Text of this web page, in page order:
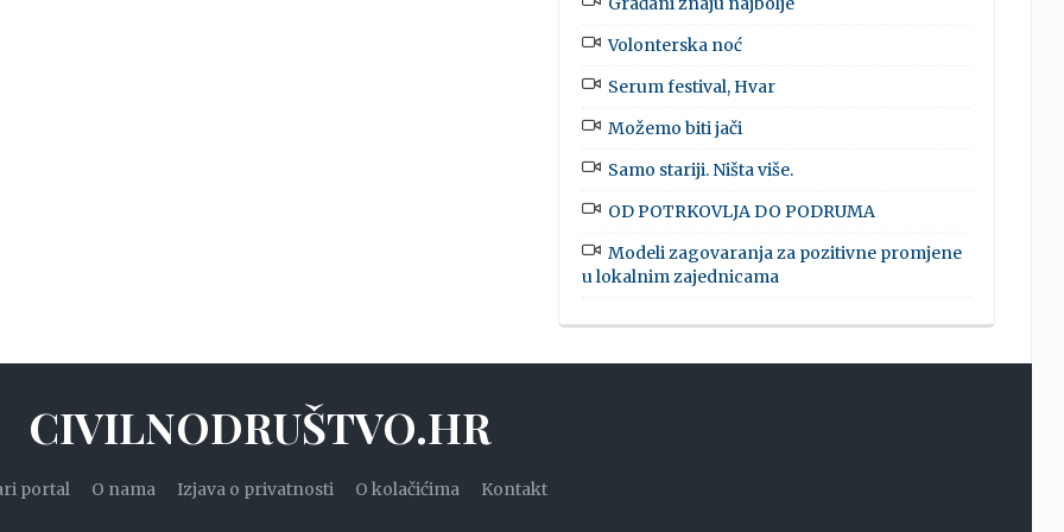
Volonterska noć
Serum festival, Hvar
Možemo biti jači
Samo stariji. Ništa više.
OD POTRKOVLJA DO PODRUMA
Modeli zagovaranja za pozitivne promjene
u lokalnim zajednicama
CIVILNODRUŠTVO.HR
portal O nama Izjava o privatnosti O kolačićima Kontakt